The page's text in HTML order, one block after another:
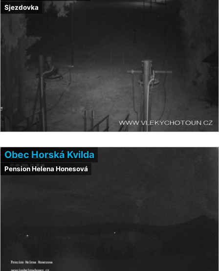
Sjezdovka
Obec Horská Kvilda
Pension Helena Honesová